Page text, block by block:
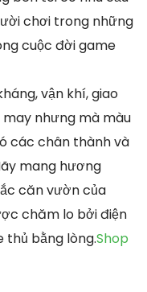
chơi trong những
cuộc đời game
vận khí, giao
nhưng mà màu
các chân thành và
mang hương
căn vườn của
chăm lo bởi điện
thủ bằng lòng.Shop